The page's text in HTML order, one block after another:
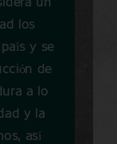
un
los
y se
de
a lo
y la
así